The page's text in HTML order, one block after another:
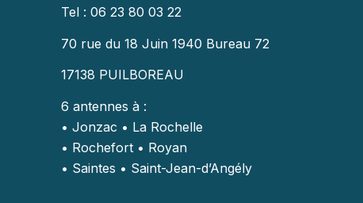
Tel : 06 23 80 03 22
70 rue du 18 Juin 1940 Bureau 72
17138 PUILBOREAU
6 antennes à :
• Jonzac • La Rochelle
• Rochefort • Royan
• Saintes • Saint-Jean-d’Angély